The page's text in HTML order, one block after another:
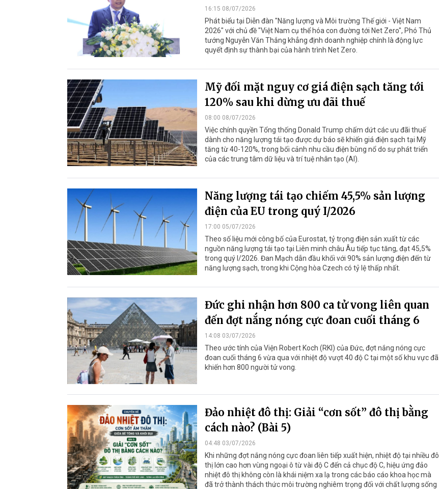
16:15 08/07/2026
Phát biểu tại Diễn đàn "Năng lượng và Môi trường Thế giới - Việt Nam
2026" với chủ đề "Việt Nam cụ thể hóa con đường tới Net Zero", Phó Thủ
tướng Nguyễn Văn Thắng khẳng định doanh nghiệp chính là động lực
quyết định sự thành bại của hành trình Net Zero.
Mỹ đối mặt nguy cơ giá điện sạch tăng tới
120% sau khi dừng ưu đãi thuế
08:00 08/07/2026
Việc chính quyền Tổng thống Donald Trump chấm dứt các ưu đãi thuế
dành cho năng lượng tái tạo được dự báo sẽ khiến giá điện sạch tại Mỹ
tăng từ 40-120%, trong bối cảnh nhu cầu điện bùng nổ do sự phát triển
của các trung tâm dữ liệu và trí tuệ nhân tạo (AI).
Năng lượng tái tạo chiếm 45,5% sản lượng
điện của EU trong quý I/2026
17:00 05/07/2026
Theo số liệu mới công bố của Eurostat, tỷ trọng điện sản xuất từ các
nguồn năng lượng tái tạo tại Liên minh châu Âu tiếp tục tăng, đạt 45,5%
trong quý I/2026. Đan Mạch dẫn đầu khối với 90% sản lượng điện đến từ
năng lượng sạch, trong khi Cộng hòa Czech có tỷ lệ thấp nhất.
Đức ghi nhận hơn 800 ca tử vong liên quan
đến đợt nắng nóng cực đoan cuối tháng 6
14:08 03/07/2026
Theo ước tính của Viện Robert Koch (RKI) của Đức, đợt nắng nóng cực
đoan cuối tháng 6 vừa qua với nhiệt độ vượt 40 độ C tại một số khu vực đã
khiến hơn 800 người tử vong.
Đảo nhiệt đô thị: Giải “cơn sốt” đô thị bằng
cách nào? (Bài 5)
04:48 03/07/2026
Khi những đợt nắng nóng cực đoan liên tiếp xuất hiện, nhiệt độ tại nhiều đô
thị lớn cao hơn vùng ngoại ô từ vài độ C đến cả chục độ C, hiệu ứng đảo
nhiệt đô thị không còn là khái niệm xa lạ trong các báo cáo khoa học mà
đã trở thành thách thức môi trường nghiêm trọng đối với chất lượng sống